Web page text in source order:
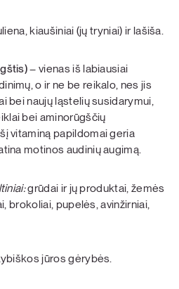
kiaušiniai (jų tryniai) ir lašiša.
– vienas iš labiausiai
o ir ne be reikalo, nes jis
bei naujų ląstelių susidarymui,
bei aminorūgščių
vitaminą papildomai geria
motinos audinių augimą.
grūdai ir jų produktai, žemės
brokoliai, pupelės, avinžirniai,
jūros gėrybės.